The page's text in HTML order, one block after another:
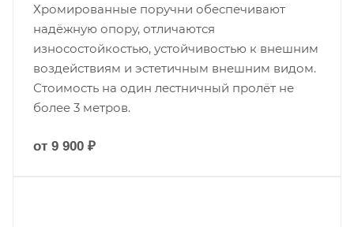
Хромированные поручни обеспечивают
надёжную опору, отличаются
износостойкостью, устойчивостью к внешним
воздействиям и эстетичным внешним видом.
Стоимость на один лестничный пролёт не
более 3 метров.
от 9 900 ₽